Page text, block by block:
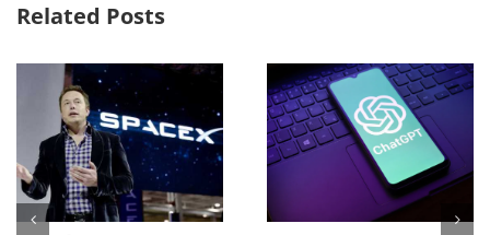
Related Posts